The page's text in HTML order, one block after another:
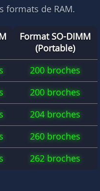
formats de RAM.
Format SO-DIMM
(Portable)
200 broches
200 broches
204 broches
260 broches
262 broches